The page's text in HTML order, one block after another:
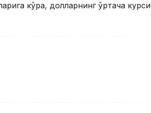
кўра, долларнинг ўртача курси